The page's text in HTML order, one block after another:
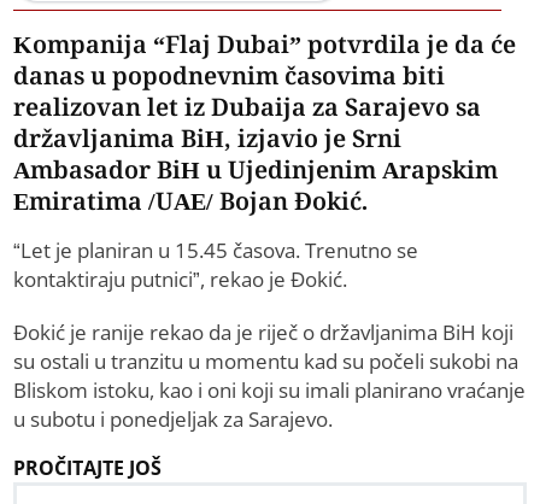
Kompanija “Flaj Dubai” potvrdila je da će
danas u popodnevnim časovima biti
realizovan let iz Dubaija za Sarajevo sa
državljanima BiH, izjavio je Srni
Ambasador BiH u Ujedinjenim Arapskim
Emiratima /UAE/ Bojan Đokić.
“Let je planiran u 15.45 časova. Trenutno se
kontaktiraju putnici”, rekao je Đokić.
Đokić je ranije rekao da je riječ o državljanima BiH koji
su ostali u tranzitu u momentu kad su počeli sukobi na
Bliskom istoku, kao i oni koji su imali planirano vraćanje
u subotu i ponedjeljak za Sarajevo.
PROČITAJTE JOŠ